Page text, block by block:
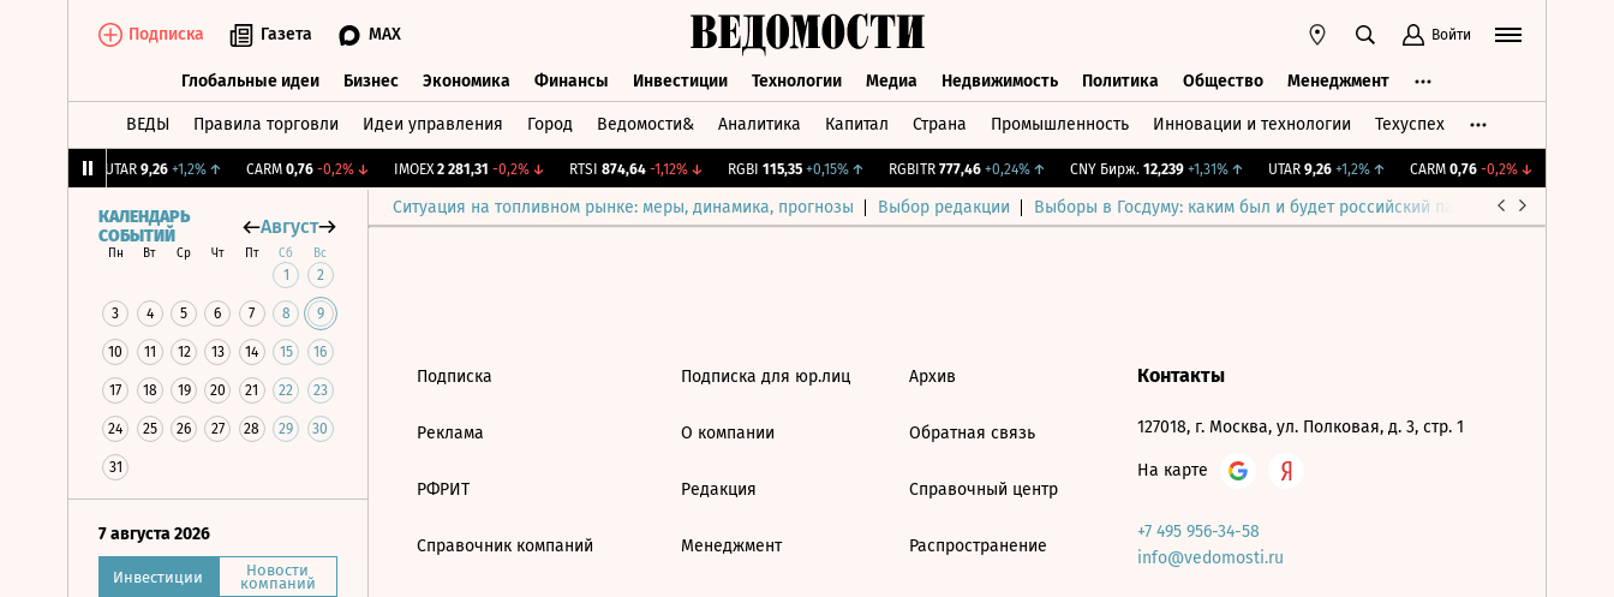
Подписка Газета MAX Войти
Глобальные идеи Бизнес Экономика Финансы Инвестиции Технологии Медиа Недвижимость Политика Общество Менеджмент
ВЕДЫ Правила торговли Идеи управления Город Ведомости& Аналитика Капитал Страна Промышленность Инновации и технологии Техуспех
UTAR 9,26 +1,2%↑ CARM 0,76 -0,2%↓ IMOEX 2 281,31 -0,2%↓ RTSI 874,64 -1,12%↓ RGBI 115,35 +0,15%↑ RGBITR 777,46 +0,24%↑ CNY Бирж. 12,239 +1,31%↑ UTAR 9,26 +1,2%↑ CARM 0,76 -0,2%↓
Ситуация на топливном рынке: меры, динамика, прогнозы Выбор редакции Выборы в Госдуму: каким был и будет российский парламент
КАЛЕНДАРЬ
СОБЫТИЙ
Август
Пн Вт Ср Чт Пт Сб Вс
1 2
3 4 5 6 7 8 9
10 11 12 13 14 15 16
17 18 19 20 21 22 23
24 25 26 27 28 29 30
31
7 августа 2026
Инвестиции Новости
компаний
Подписка
Реклама
РФРИТ
Справочник компаний
Подписка для юр.лиц
О компании
Редакция
Менеджмент
Архив
Обратная связь
Справочный центр
Распространение
Контакты
127018, г. Москва, ул. Полковая, д. 3, стр. 1
На карте
+7 495 956-34-58
info@vedomosti.ru